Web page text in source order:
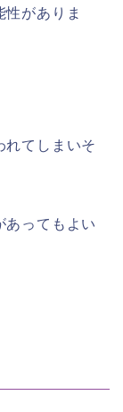
がありま
れてしまいそ
あってもよい